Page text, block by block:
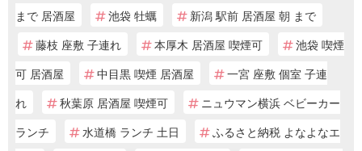
まで 居酒屋
池袋 牡蠣
新潟 駅前 居酒屋 朝 まで
藤枝 座敷 子連れ
本厚木 居酒屋 喫煙可
池袋 喫煙
可 居酒屋
中目黒 喫煙 居酒屋
一宮 座敷 個室 子連
れ
秋葉原 居酒屋 喫煙可
ニュウマン横浜 ベビーカー
ランチ
水道橋 ランチ 土日
ふるさと納税 よなよなエ